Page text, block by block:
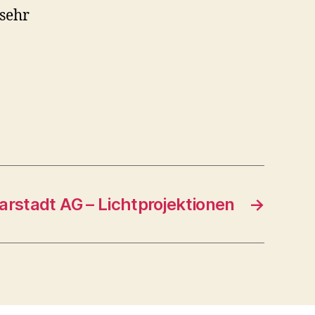
→
AG – Lichtprojektionen